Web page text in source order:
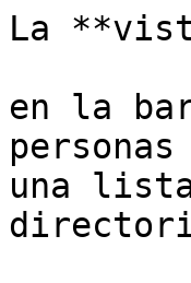
La
en la
una